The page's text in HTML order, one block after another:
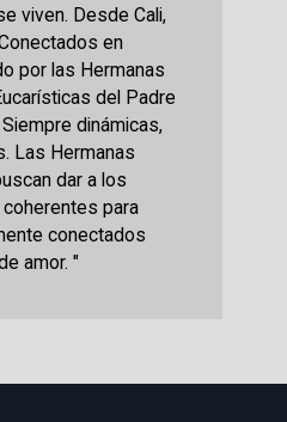
viven. Desde Cali,
en
por las Hermanas
del Padre
dinámicas,
Las Hermanas
dar a los
para
conectados
amor. "